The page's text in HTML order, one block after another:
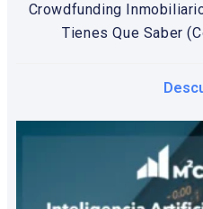
Crowdfunding
Tienes Que Saber